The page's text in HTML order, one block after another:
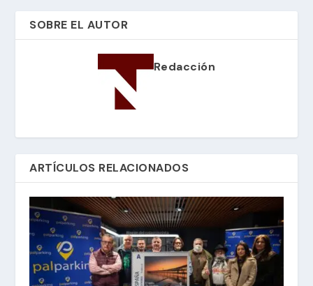
SOBRE EL AUTOR
Redacción
ARTÍCULOS RELACIONADOS